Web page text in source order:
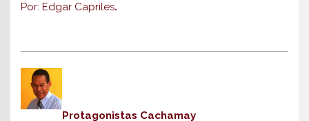
Por: Edgar Capriles.
Protagonistas Cachamay